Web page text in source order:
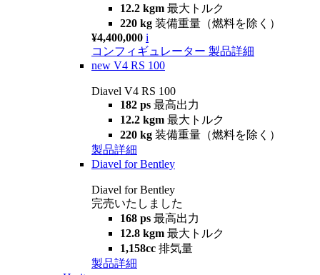
12.2 kgm 最大トルク
220 kg 装備重量（燃料を除く）
¥4,400,000 i
コンフィギュレーター 製品詳細
new V4 RS 100
Diavel V4 RS 100
182 ps 最高出力
12.2 kgm 最大トルク
220 kg 装備重量（燃料を除く）
製品詳細
Diavel for Bentley
Diavel for Bentley
完売いたしました
168 ps 最高出力
12.8 kgm 最大トルク
1,158cc 排気量
製品詳細